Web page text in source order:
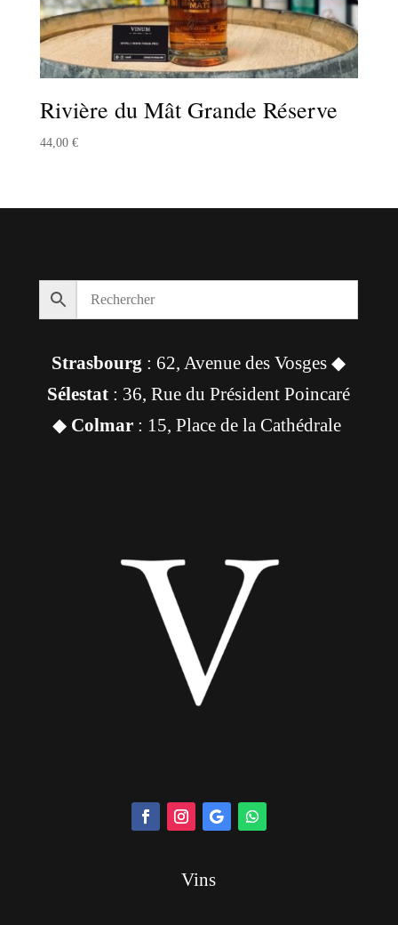
Rivière du Mât Grande Réserve
44,00 €
Strasbourg : 62, Avenue des Vosges ◆
Sélestat : 36, Rue du Président Poincaré
◆ Colmar: 15, Place de la Cathédrale
Vins